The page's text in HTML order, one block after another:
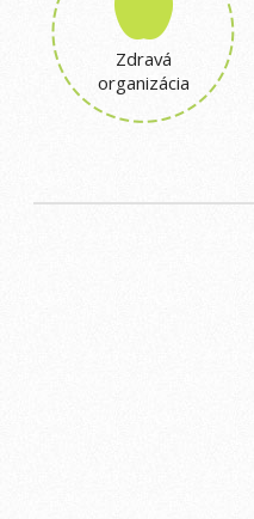
Zdravá
organizácia